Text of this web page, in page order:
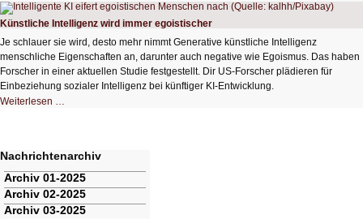
Misstrauen
gegenüber
KI-
Assistenten
Künstliche Intelligenz wird immer egoistischer
Je schlauer sie wird, desto mehr nimmt Generative künstliche Intelligenz
menschliche Eigenschaften an, darunter auch negative wie Egoismus. Das haben
Forscher in einer aktuellen Studie festgestellt. Dir US-Forscher plädieren für
Einbeziehung sozialer Intelligenz bei künftiger KI-Entwicklung.
Weiterlesen …
Nachrichtenarchiv
Navigation
überspringen
Archiv 01-2025
Archiv 02-2025
Archiv 03-2025